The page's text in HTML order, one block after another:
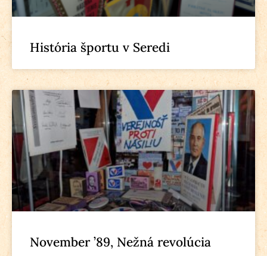
História športu v Seredi
November ’89, Nežná revolúcia